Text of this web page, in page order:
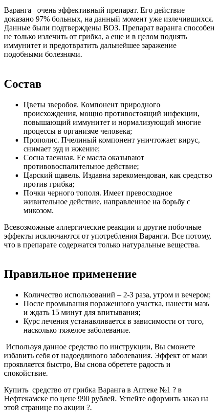
Варанга– очень эффективный препарат. Его действие
доказано 97% больных, на данный момент уже излечившихся.
Данные были подтверждены ВОЗ. Препарат варанга способен
не только излечить от грибка, а еще и в целом поднять
иммунитет и предотвратить дальнейшее заражение
подобными болезнями.
Состав
Цветы зверобоя. Компонент природного
происхождения, мощно противостоящий инфекции,
повышающий иммунитет и нормализующий многие
процессы в организме человека;
Прополис. Пчелиный компонент уничтожает вирус,
снимает зуд и жжение;
Сосна таежная. Ее масла оказывают
противовоспалительное действие;
Царский щавель. Издавна зарекомендован, как средство
против грибка;
Почки черного тополя. Имеет превосходное
живительное действие, направленное на борьбу с
микозом.
Всевозможные аллергические реакции и другие побочные
эффекты исключаются от употребления Варанги. Все потому,
что в препарате содержатся только натуральные вещества.
Правильное применение
Количество использований – 2-3 раза, утром и вечером;
После промывания пораженного участка, нанести мазь
и ждать 15 минут для впитывания;
Курс лечения устанавливается в зависимости от того,
насколько тяжелое заболевание.
Используя данное средство по инструкции, Вы сможете
избавить себя от надоедливого заболевания. Эффект от мази
проявляется быстро, Вы снова обретете радость и
спокойствие.
Купить средство от грибка Варанга в Аптеке №1 ? в
Нефтекамске по цене 990 рублей. Успейте оформить заказ на
этой странице по акции ?.